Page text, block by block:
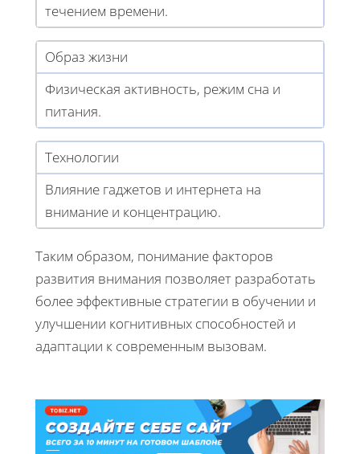
течением времени.
Образ жизни
Физическая активность, режим сна и
питания.
Технологии
Влияние гаджетов и интернета на
внимание и концентрацию.
Таким образом, понимание факторов
развития внимания позволяет разработать
более эффективные стратегии в обучении и
улучшении когнитивных способностей и
адаптации к современным вызовам.